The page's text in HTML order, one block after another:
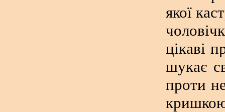
якої
цікаві
шукає
проти